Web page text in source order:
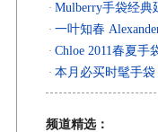
· Mulberry手袋经典
· 一叶知春
· Chloe 2011春夏手
· 本月必买时髦手袋
频道精选：